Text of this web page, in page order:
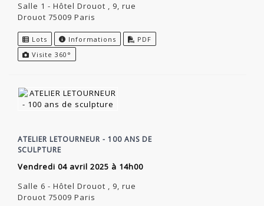
Salle 1 - Hôtel Drouot , 9, rue
Drouot 75009 Paris
Lots Informations
PDF
Visite 360°
ATELIER LETOURNEUR - 100 ANS DE
SCULPTURE
vendredi 04 avril 2025 à 14h00
Salle 6 - Hôtel Drouot , 9, rue
Drouot 75009 Paris